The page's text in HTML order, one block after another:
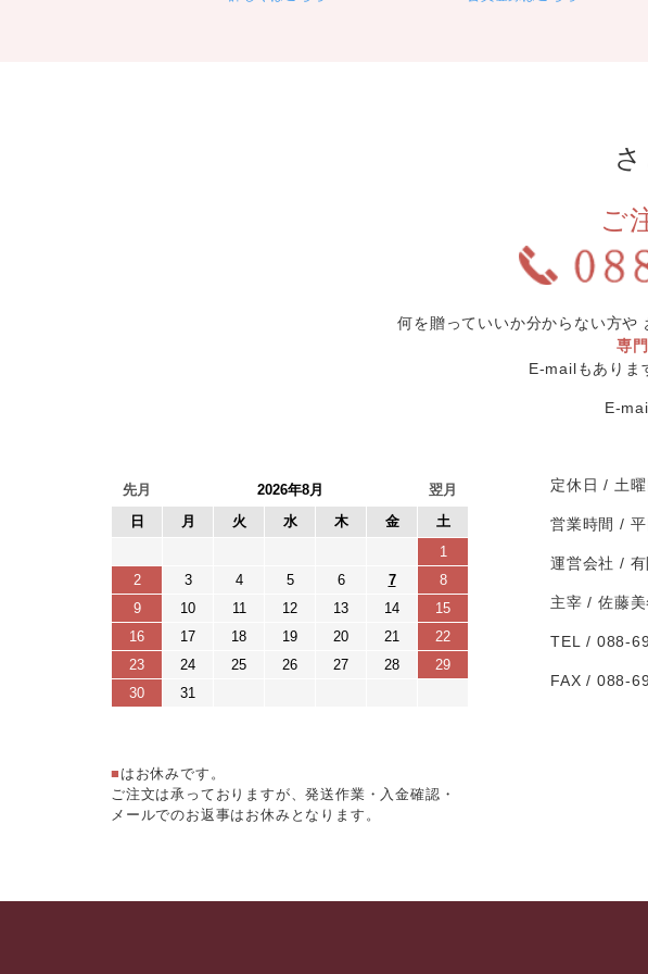
ご
何を贈っていいか分からない方や
専
E-mailもありま
E-
■ はお休みです。
ご注文は承っておりますが、発送作業・入金確認・
メールでのお返事はお休みとなります。
定休日 土
営業時間
運営会社
主宰 佐藤美
TEL 088-
FAX 088-